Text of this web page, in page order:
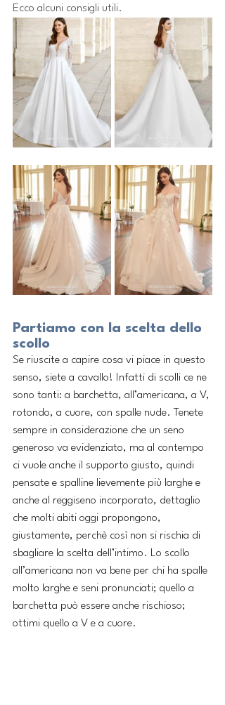
Ecco alcuni consigli utili.
Partiamo con la scelta dello
scollo
Se riuscite a capire cosa vi piace in questo
senso, siete a cavallo! Infatti di scolli ce ne
sono tanti: a barchetta, all’americana, a V,
rotondo, a cuore, con spalle nude. Tenete
sempre in considerazione che un seno
generoso va evidenziato, ma al contempo
ci vuole anche il supporto giusto, quindi
pensate e spalline lievemente più larghe e
anche al reggiseno incorporato, dettaglio
che molti abiti oggi propongono,
giustamente, perchè così non si rischia di
sbagliare la scelta dell’intimo. Lo scollo
all’americana non va bene per chi ha spalle
molto larghe e seni pronunciati; quello a
barchetta può essere anche rischioso;
ottimi quello a V e a cuore.